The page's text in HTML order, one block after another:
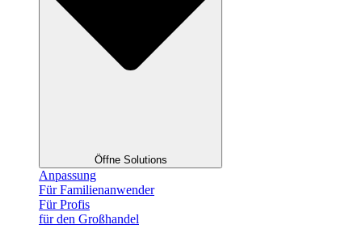
Öffne Solutions
Anpassung
Für Familienanwender
Für Profis
für den Großhandel